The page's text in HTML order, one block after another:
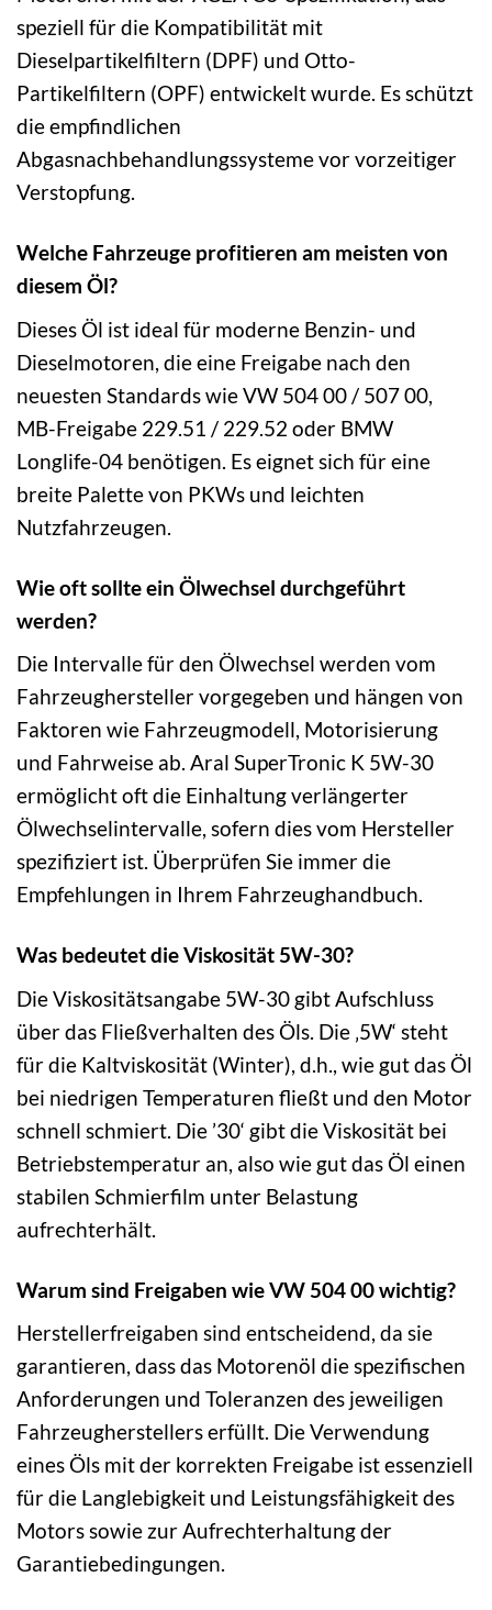
speziell für die Kompatibilität mit
Dieselpartikelfiltern (DPF) und Otto-
Partikelfiltern (OPF) entwickelt wurde. Es schützt
die empfindlichen
Abgasnachbehandlungssysteme vor vorzeitiger
Verstopfung.
Welche Fahrzeuge profitieren am meisten von
diesem Öl?
Dieses Öl ist ideal für moderne Benzin- und
Dieselmotoren, die eine Freigabe nach den
neuesten Standards wie VW 504 00 / 507 00,
MB-Freigabe 229.51 / 229.52 oder BMW
Longlife-04 benötigen. Es eignet sich für eine
breite Palette von PKWs und leichten
Nutzfahrzeugen.
Wie oft sollte ein Ölwechsel durchgeführt
werden?
Die Intervalle für den Ölwechsel werden vom
Fahrzeughersteller vorgegeben und hängen von
Faktoren wie Fahrzeugmodell, Motorisierung
und Fahrweise ab. Aral SuperTronic K 5W-30
ermöglicht oft die Einhaltung verlängerter
Ölwechselintervalle, sofern dies vom Hersteller
spezifiziert ist. Überprüfen Sie immer die
Empfehlungen in Ihrem Fahrzeughandbuch.
Was bedeutet die Viskosität 5W-30?
Die Viskositätsangabe 5W-30 gibt Aufschluss
über das Fließverhalten des Öls. Die ‚5W‘ steht
für die Kaltviskosität (Winter), d.h., wie gut das Öl
bei niedrigen Temperaturen fließt und den Motor
schnell schmiert. Die ’30‘ gibt die Viskosität bei
Betriebstemperatur an, also wie gut das Öl einen
stabilen Schmierfilm unter Belastung
aufrechterhält.
Warum sind Freigaben wie VW 504 00 wichtig?
Herstellerfreigaben sind entscheidend, da sie
garantieren, dass das Motorenöl die spezifischen
Anforderungen und Toleranzen des jeweiligen
Fahrzeugherstellers erfüllt. Die Verwendung
eines Öls mit der korrekten Freigabe ist essenziell
für die Langlebigkeit und Leistungsfähigkeit des
Motors sowie zur Aufrechterhaltung der
Garantiebedingungen.